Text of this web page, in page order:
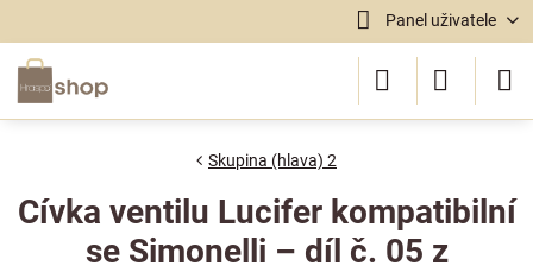
Panel uživatele
Skupina (hlava) 2
Cívka ventilu Lucifer kompatibilní
se Simonelli – díl č. 05 z